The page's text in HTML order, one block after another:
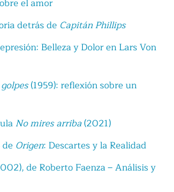
el amor
detrás de Capitán Phillips
Belleza y Dolor en Lars Von
(1959): reflexión sobre un
No mires arriba(2021)
Origen: Descartes y la Realidad
de Roberto Faenza – Análisis y